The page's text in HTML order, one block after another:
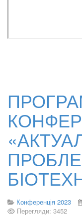
Конференція 2023
Перегляди: 3452